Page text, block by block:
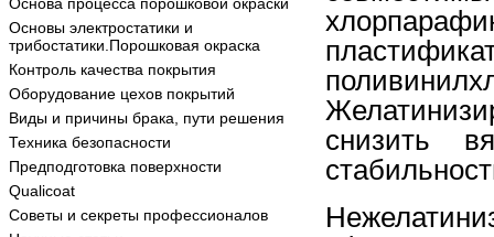
Основы электростатики и
трибостатики.Порошковая окраска
Контроль качества покрытия
Оборудование цехов покрытий
Виды и причины брака, пути решения
Техника безопасности
Предподготовка поверхности
Qualicoat
Советы и секреты профессионалов
снизить